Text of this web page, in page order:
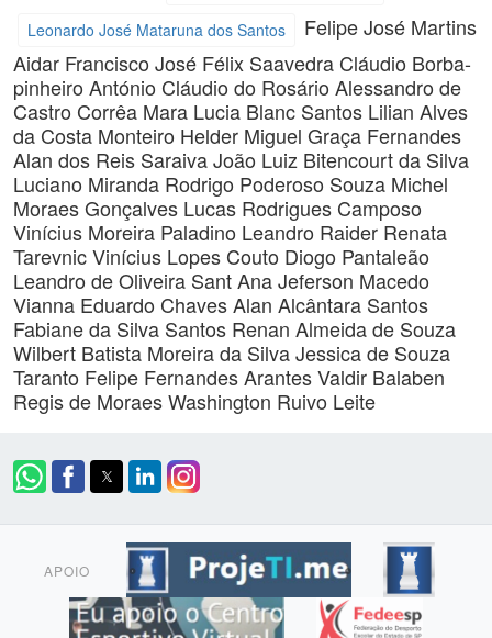
Leonardo José Mataruna dos Santos
Felipe José Martins
Aidar Francisco José Félix Saavedra Cláudio Borba-
pinheiro António Cláudio do Rosário Alessandro de
Castro Corrêa Mara Lucia Blanc Santos Lilian Alves
da Costa Monteiro Helder Miguel Graça Fernandes
Alan dos Reis SaraivaJoão Luiz Bitencourt da Silva
Luciano Miranda Rodrigo Poderoso Souza Michel
Moraes Gonçalves Lucas Rodrigues Camposo
Vinícius Moreira Paladino Leandro Raider Renata
TarevnicVinícius Lopes Couto Diogo Pantaleão
Leandro de Oliveira Sant Ana Jeferson Macedo
Vianna Eduardo ChavesAlan Alcântara Santos
Fabiane da Silva Santos Renan Almeida de Souza
Wilbert Batista Moreira da SilvaJessica de Souza
Taranto Felipe Fernandes ArantesValdir Balaben
Regis de MoraesWashington Ruivo Leite
APOIO